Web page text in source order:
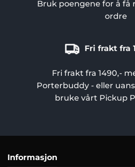
Bruk poengene for å få
ordre
Fri frakt fra
Fri frakt fra 1490,-
Porterbuddy - eller
bruke vårt Pickup
Informasjon